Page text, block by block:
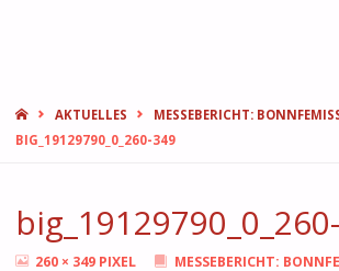
STARTAKTUELLES
MESSEBERICHT:
BIG_19129790_0_260-349
ORIGINALGRÖSSE
260 × 349 PIXEL MESSEBERICHT: